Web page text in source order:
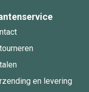
en levering